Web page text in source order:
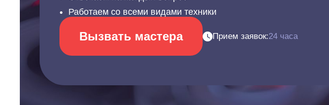
Работаем со всеми видами техники
Вызвать мастера Прием заявок:24 часа